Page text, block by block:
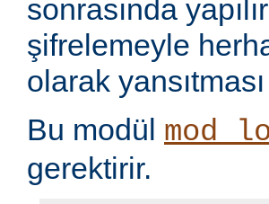
sonrasında
şifrelemeyle
olarak
Bu modül
gerektirir.